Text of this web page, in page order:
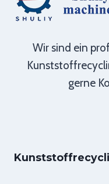
Wir sind ein
gerne